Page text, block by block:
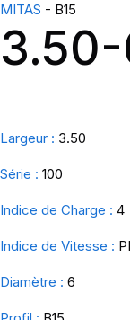
MITAS - B15
3.50-
Largeur : 3.50
Série : 100
Indice de Charge : 4
Indice de Vitesse :
Diamètre : 6